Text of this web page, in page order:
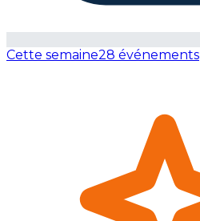
Cette semaine28 événements